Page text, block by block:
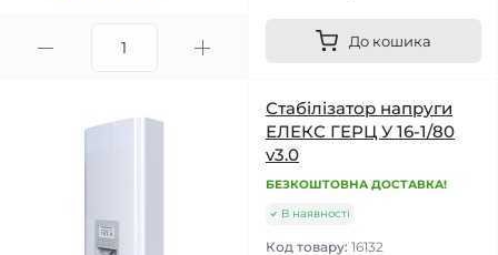
До кошика
Стабілізатор напруги
ЕЛЕКС ГЕРЦ У 16-1/80
v3.0
БЕЗКОШТОВНА ДОСТАВКА!
В наявності
Код товару: 16132